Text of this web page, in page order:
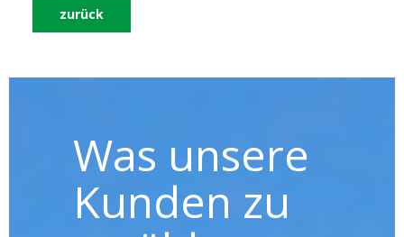
zurück
Was unsere
Kunden zu